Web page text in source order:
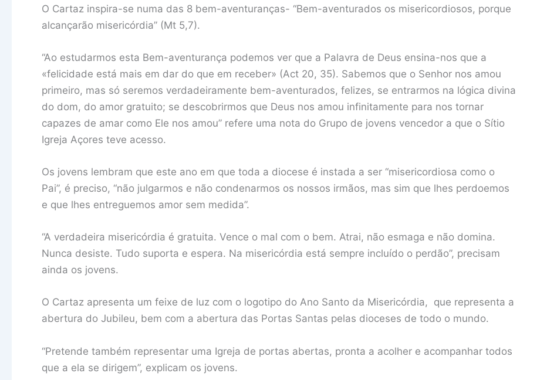
O Cartaz inspira-se numa das 8 bem-aventuranças- “Bem-aventurados os misericordiosos, porque
alcançarão misericórdia” (Mt 5,7).
“Ao estudarmos esta Bem-aventurança podemos ver que a Palavra de Deus ensina-nos que a
«felicidade está mais em dar do que em receber» (Act 20, 35). Sabemos que o Senhor nos amou
primeiro, mas só seremos verdadeiramente bem-aventurados, felizes, se entrarmos na lógica divina
do dom, do amor gratuito; se descobrirmos que Deus nos amou infinitamente para nos tornar
capazes de amar como Ele nos amou” refere uma nota do Grupo de jovens vencedor a que o Sítio
Igreja Açores teve acesso.
Os jovens lembram que este ano em que toda a diocese é instada a ser “misericordiosa como o
Pai”, é preciso, “não julgarmos e não condenarmos os nossos irmãos, mas sim que lhes perdoemos
e que lhes entreguemos amor sem medida”.
“A verdadeira misericórdia é gratuita. Vence o mal com o bem. Atrai, não esmaga e não domina.
Nunca desiste. Tudo suporta e espera. Na misericórdia está sempre incluído o perdão”, precisam
ainda os jovens.
O Cartaz apresenta um feixe de luz com o logotipo do Ano Santo da Misericórdia, que representa a
abertura do Jubileu, bem com a abertura das Portas Santas pelas dioceses de todo o mundo.
“Pretende também representar uma Igreja de portas abertas, pronta a acolher e acompanhar todos
que a ela se dirigem”, explicam os jovens.